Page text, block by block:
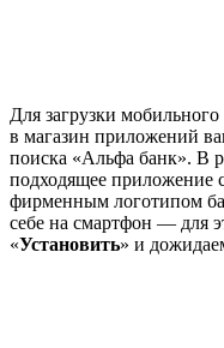
Для загрузки
в магазин приложений
поиска «Альфа банк». В
подходящее приложение
фирменным логотипом
себе на смартфон — для
«Установить» и